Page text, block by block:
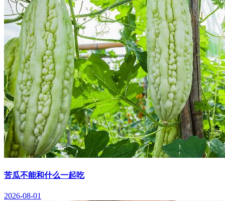
苦瓜不能和什么一起吃
2026-08-01